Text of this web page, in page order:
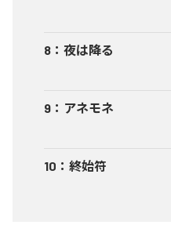
8 ： 夜は降る
9 ： アネモネ
10 ： 終始符